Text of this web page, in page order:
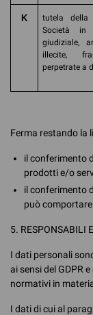
K
tutela della
Società in
giudiziale,
illecite,
perpetrate a
Ferma restando la
il conferimento
prodotti e/o
il conferimento
può
5. RESPONSABILI
I dati personali
ai sensi del GDPR
normativi in
I dati di cui al